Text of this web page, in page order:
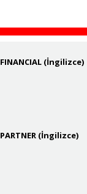
FINANCIAL (İngilizce)
PARTNER (İngilizce)